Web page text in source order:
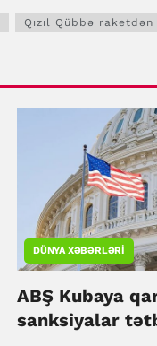
Qızıl Qübbə
DÜNYA XƏBƏRLƏRI
ABŞ Kubaya
sanksiyalar